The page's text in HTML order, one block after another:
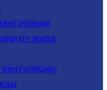
от жира